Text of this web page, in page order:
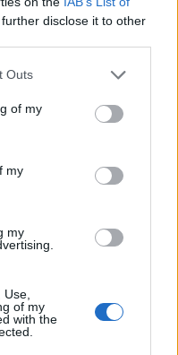
disclose it to other
Outs
of my
my
my
of my
with the
στο Νοσοκομείο
8 ημερών